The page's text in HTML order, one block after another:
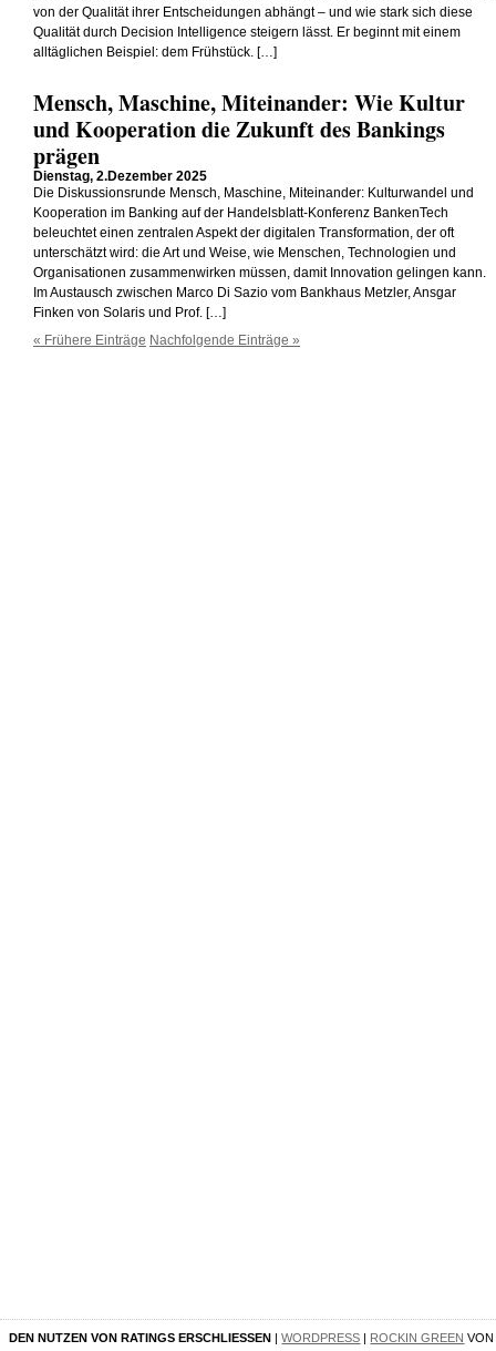
von der Qualität ihrer Entscheidungen abhängt – und wie stark sich diese
Qualität durch Decision Intelligence steigern lässt. Er beginnt mit einem
alltäglichen Beispiel: dem Frühstück. […]
Mensch, Maschine, Miteinander: Wie Kultur
und Kooperation die Zukunft des Bankings
prägen
Dienstag, 2.Dezember 2025
Die Diskussionsrunde Mensch, Maschine, Miteinander: Kulturwandel und
Kooperation im Banking auf der Handelsblatt-Konferenz BankenTech
beleuchtet einen zentralen Aspekt der digitalen Transformation, der oft
unterschätzt wird: die Art und Weise, wie Menschen, Technologien und
Organisationen zusammenwirken müssen, damit Innovation gelingen kann.
Im Austausch zwischen Marco Di Sazio vom Bankhaus Metzler, Ansgar
Finken von Solaris und Prof. […]
« Frühere Einträge Nachfolgende Einträge »
DEN NUTZEN VON RATINGS ERSCHLIESSEN |WORDPRESS | ROCKIN GREEN